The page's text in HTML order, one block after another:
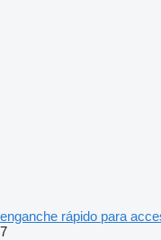
enganche rápido para
7